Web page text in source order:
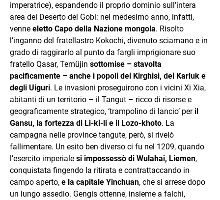
imperatrice), espandendo il proprio dominio sull’intera
area del Deserto del Gobi: nel medesimo anno, infatti,
venne eletto Capo della Nazione mongola. Risolto
l’inganno del fratellastro Kokochi, divenuto sciamano e in
grado di raggirarlo al punto da fargli imprigionare suo
fratello Qasar, Temüjin sottomise – stavolta
pacificamente – anche i popoli dei Kirghisi, dei Karluk e
degli Uiguri. Le invasioni proseguirono con i vicini Xi Xia,
abitanti di un territorio – il Tangut – ricco di risorse e
geograficamente strategico, ‘trampolino di lancio’ per il
Gansu, la fortezza di Li-ki-li e il Lozo-khoto. La
campagna nelle province tangute, però, si rivelò
fallimentare. Un esito ben diverso ci fu nel 1209, quando
l’esercito imperiale si impossessò di Wulahai, Liemen,
conquistata fingendo la ritirata e contrattaccando in
campo aperto, e la capitale Yinchuan, che si arrese dopo
un lungo assedio. Gengis ottenne, insieme a falchi,